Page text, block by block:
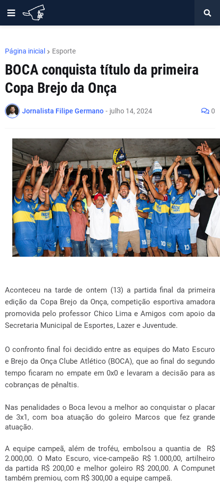
Página inicial Esporte
BOCA conquista título da primeira
Copa Brejo da Onça
Jornalista Filipe Germano - julho 14, 2024 0
Aconteceu na tarde de ontem (13) a partida final da primeira
edição da Copa Brejo da Onça, competição esportiva amadora
promovida pelo professor Chico Lima e Amigos com apoio da
Secretaria Municipal de Esportes, Lazer e Juventude.
O confronto final foi decidido entre as equipes do Mato Escuro
e Brejo da Onça Clube Atlético (BOCA), que ao final do segundo
tempo ficaram no empate em 0x0 e levaram a decisão para as
cobranças de pênaltis.
Nas penalidades o Boca levou a melhor ao conquistar o placar
de 3x1, com boa atuação do goleiro Marcos que fez grande
atuação.
A equipe campeã, além de troféu, embolsou a quantia de R$
2.000,00. O Mato Escuro, vice-campeão R$ 1.000,00, artilheiro
da partida R$ 200,00 e melhor goleiro R$ 200,00. A Compunet
também premiou, com R$ 300,00 a equipe campeã.